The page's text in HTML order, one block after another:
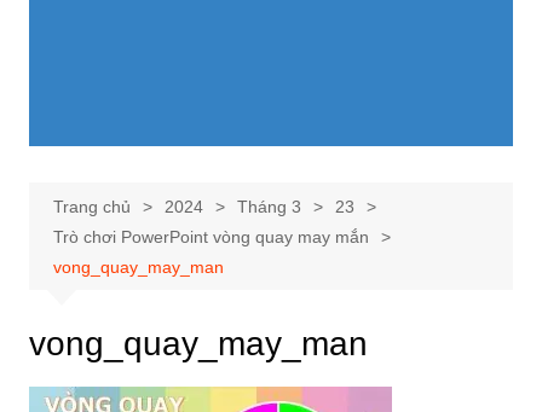
Trang chủ 2024 Tháng 3
23
Trò chơi PowerPoint vòng quay may mắn
vong_quay_may_man
vong_quay_may_man